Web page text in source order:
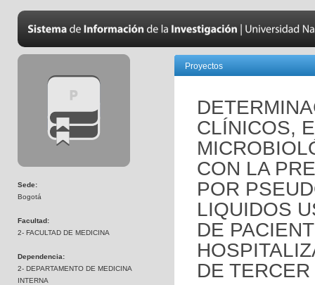
Sede:
Bogotá
Facultad:
2- FACULTAD DE MEDICINA
Dependencia:
2- DEPARTAMENTO DE MEDICINA
INTERNA
Proyectos
CLÍNICOS,
CON LA
POR
LIQUIDOS
DE
DE